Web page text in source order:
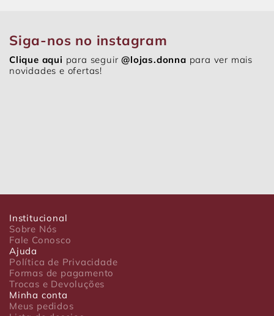
Siga-nos no instagram
Clique aqui para seguir@lojas.donna para ver mais
novidades e ofertas!
Institucional
Sobre Nós
Fale Conosco
Ajuda
Política de Privacidade
Formas de pagamento
Trocas e Devoluções
Minha conta
Meus pedidos